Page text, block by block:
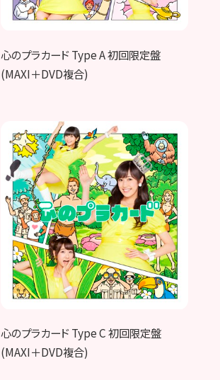
心のプラカード Type A 初回限定盤
(MAXI＋DVD複合)
心のプラカード Type C 初回限定盤
(MAXI＋DVD複合)